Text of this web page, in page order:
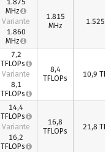
1.875
MHz
Variante
1.860
MHz
1.815
MHz
1.525
7,2
TFLOPs
Variante
8,1
TFLOPs
8,4
TFLOPs
10,9
14,4
TFLOPs
Variante
16,2
TFLOPs
16,8
TFLOPs
21,8